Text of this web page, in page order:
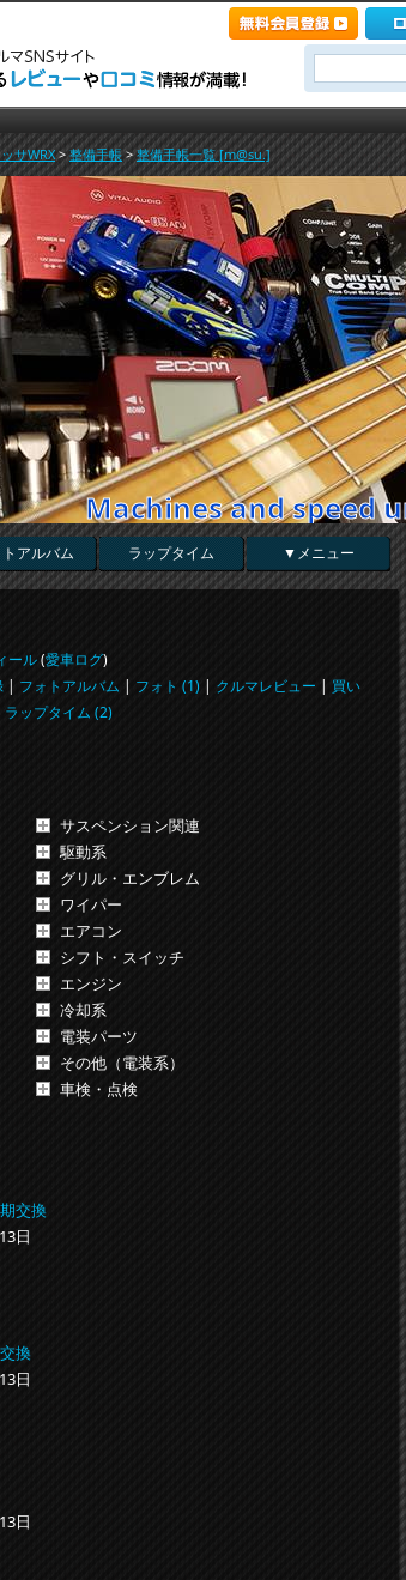
サWRX>整備手帳>整備手帳一覧 [m@su.]
Machines and speed
アルバム ラップタイム ▼メニュー
ール(愛車ログ)
| フォトアルバム | フォト (1) | クルマレビュー | 買い
ラップタイム (2)
サスペンション関連
駆動系
グリル・エンブレム
ワイパー
エアコン
シフト・スイッチ
エンジン
冷却系
電装パーツ
その他（電装系）
車検・点検
交換
日
換
日
日